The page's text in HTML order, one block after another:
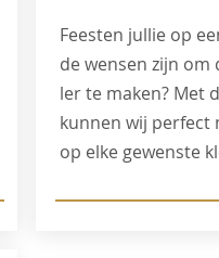
Feesten jullie op
de wensen zijn om
ler te maken? Met
kunnen wij perfect
op elke gewenste